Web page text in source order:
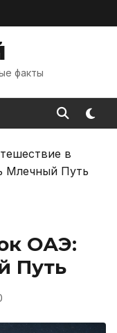
факты
в
Млечный Путь
ОАЭ:
Путь